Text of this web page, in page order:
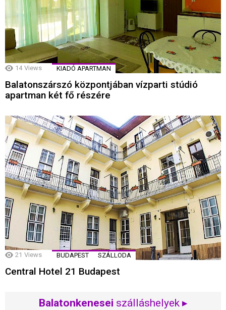
14 Views KIADÓ APARTMAN
Balatonszárszó központjában vízparti stúdió
apartman két fő részére
21 Views BUDAPEST SZÁLLODA
Central Hotel 21 Budapest
Balatonkenesei szálláshelyek ▸